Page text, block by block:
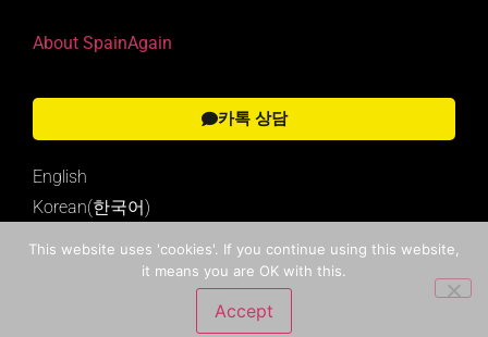
About SpainAgain
카톡 상담
English
Korean(한국어)
This website uses 'cookies'. If you continue using this website,
it means you are OK with this.
Accept